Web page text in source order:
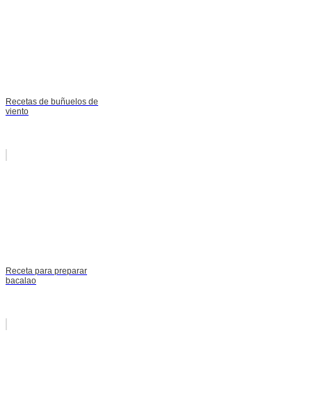
Recetas de buñuelos de
viento
Receta para preparar
bacalao